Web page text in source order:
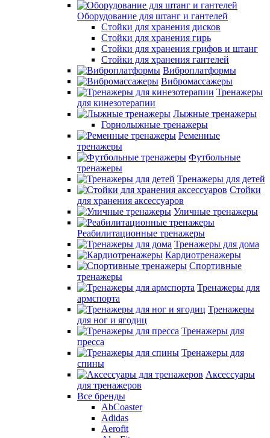
Оборудование для штанг и гантелей
Стойки для хранения дисков
Стойки для хранения гирь
Стойки для хранения грифов и штанг
Стойки для хранения гантелей
Виброплатформы
Вибромассажеры
Тренажеры
для кинезотерапии
Лыжные тренажеры
Горнолыжные тренажеры
Ременные
тренажеры
Футбольные
тренажеры
Тренажеры для детей
Стойки
для хранения аксессуаров
Уличные тренажеры
Реабилитационные тренажеры
Тренажеры для дома
Кардиотренажеры
Спортивные
тренажеры
Тренажеры для
армспорта
Тренажеры
для ног и ягодиц
Тренажеры для
пресса
Тренажеры для
спины
Аксессуары
для тренажеров
Все бренды
AbCoaster
Adidas
Aerofit